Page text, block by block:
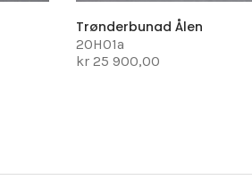
Trønderbunad Ålen
20H01a
kr 25 900,00